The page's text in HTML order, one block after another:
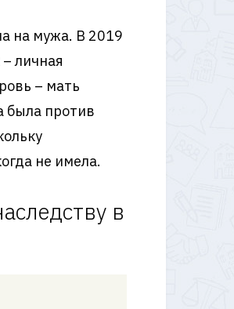
на мужа. В 2019
личная
– мать
была против
не имела.
в